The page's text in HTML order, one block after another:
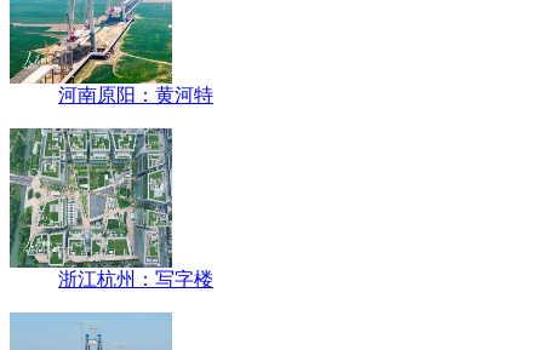
河南原阳：黄河特
浙江杭州：写字楼